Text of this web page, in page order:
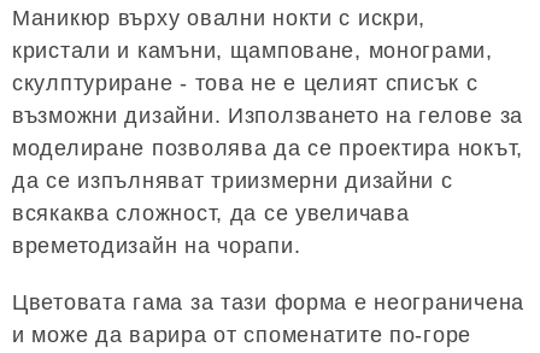
Маникюр върху овални нокти с искри,
кристали и камъни, щамповане, монограми,
скулптуриране - това не е целият списък с
възможни дизайни. Използването на гелове за
моделиране позволява да се проектира нокът,
да се изпълняват триизмерни дизайни с
всякаква сложност, да се увеличава
времетодизайн на чорапи.
Цветовата гама за тази форма е неограничена
и може да варира от споменатите по-горе